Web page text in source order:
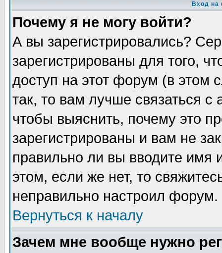
Вход на
Почему я не могу войти?
А вы зарегистрировались?
зарегистрированы для того,
доступ на этот форум (в этом
так, то вам лучше связаться
чтобы выяснить, почему это
зарегистрированы и вам не
правильно ли вы вводите
этом, если же нет, то
неправильно настроил форум.
Вернуться к началу
Зачем мне вообще нужно